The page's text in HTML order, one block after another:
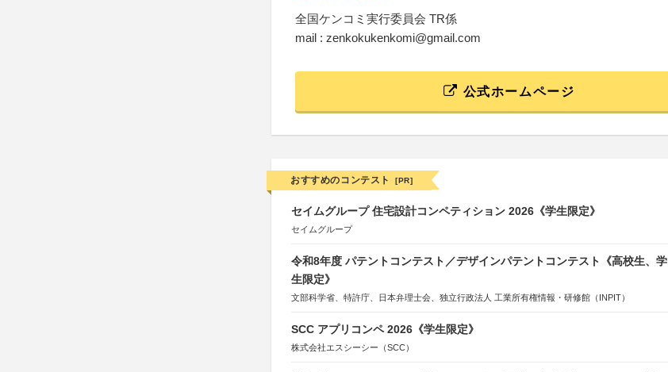
全国ケンコミ実行委員会 TR係
mail : zenkokukenkomi@gmail.com
公式ホームページ
おすすめのコンテスト [PR]
セイムグループ 住宅設計コンペティション 2026《学生限定》
セイムグループ
令和8年度 パテントコンテスト／デザインパテントコンテスト《高校生、学
生限定》
文部科学省、特許庁、日本弁理士会、独立行政法人 工業所有権情報・研修館（INPIT）
SCC アプリコンペ 2026《学生限定》
株式会社エスシーシー（SCC）